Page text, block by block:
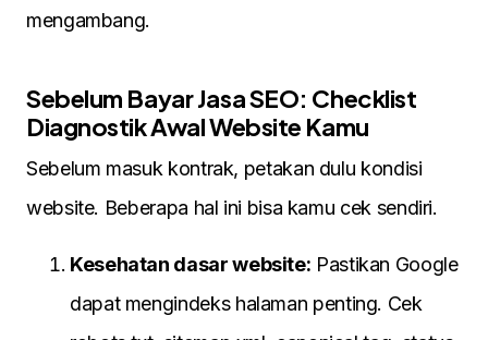
mengambang.
Sebelum Bayar Jasa SEO: Checklist
Diagnostik Awal Website Kamu
Sebelum masuk kontrak, petakan dulu kondisi
website. Beberapa hal ini bisa kamu cek sendiri.
Kesehatan dasar website: Pastikan Google
dapat mengindeks halaman penting. Cek